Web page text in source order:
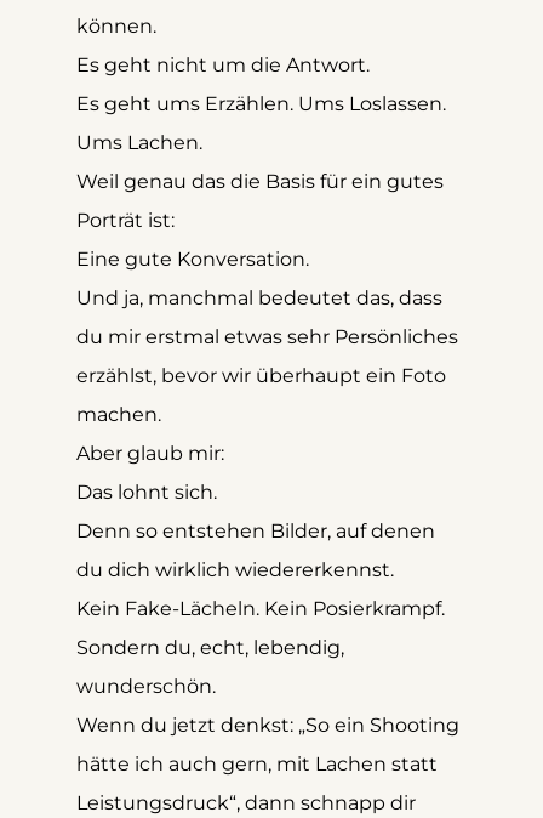
können.
Es geht nicht um die Antwort.
Es geht ums Erzählen. Ums Loslassen.
Ums Lachen.
Weil genau das die Basis für ein gutes
Porträt ist:
Eine gute Konversation.
Und ja, manchmal bedeutet das, dass
du mir erstmal etwas sehr Persönliches
erzählst, bevor wir überhaupt ein Foto
machen.
Aber glaub mir:
Das lohnt sich.
Denn so entstehen Bilder, auf denen
du dich wirklich wiedererkennst.
Kein Fake-Lächeln. Kein Posierkrampf.
Sondern du, echt, lebendig,
wunderschön.
Wenn du jetzt denkst: „So ein Shooting
hätte ich auch gern, mit Lachen statt
Leistungsdruck“, dann schnapp dir